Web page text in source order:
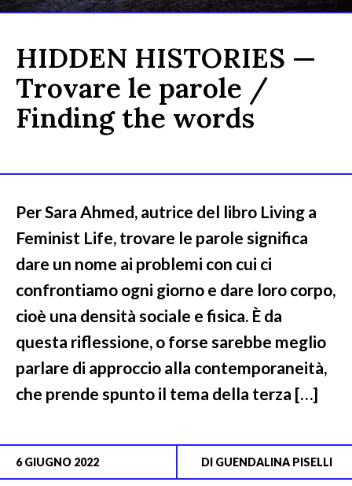
HIDDEN HISTORIES —
Trovare le parole /
Finding the words
Per Sara Ahmed, autrice del libro Living a
Feminist Life, trovare le parole significa
dare un nome ai problemi con cui ci
confrontiamo ogni giorno e dare loro corpo,
cioè una densità sociale e fisica. È da
questa riflessione, o forse sarebbe meglio
parlare di approccio alla contemporaneità,
che prende spunto il tema della terza […]
6 GIUGNO 2022 DI GUENDALINA PISELLI